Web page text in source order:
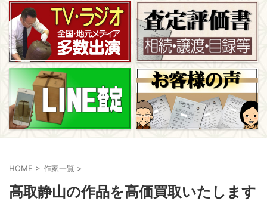
HOME > 作家一覧 >
高取静山の作品を高価買取いたします